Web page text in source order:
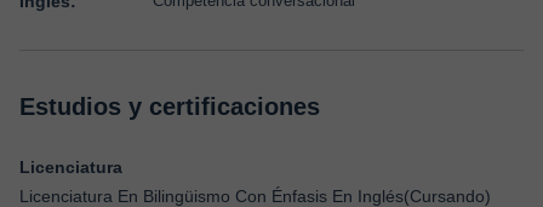
Estudios y certificaciones
Licenciatura
Licenciatura En Bilingüismo Con Énfasis En Inglés(Cursando)